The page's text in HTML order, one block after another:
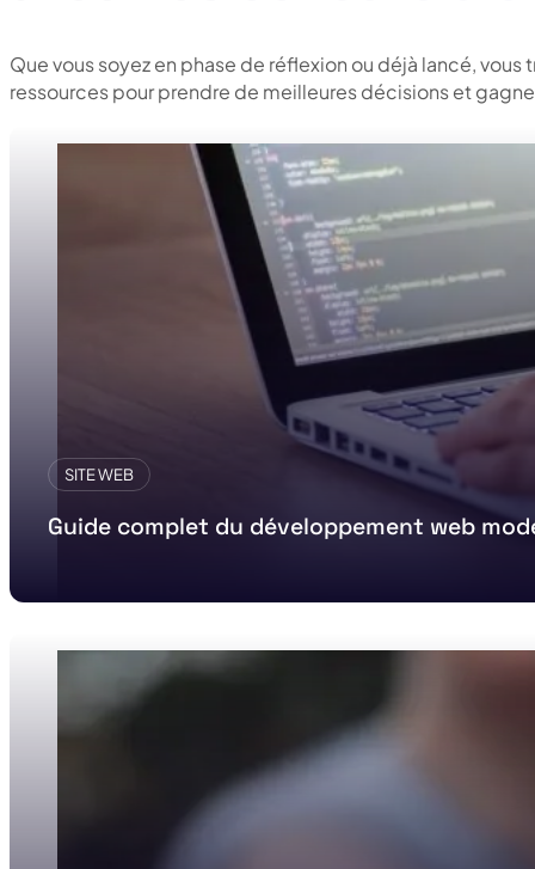
Que vous soyez en phase de réflexion ou déjà lancé, vous
ressources pour prendre de meilleures décisions et
SITE WEB
Guide complet du développement web